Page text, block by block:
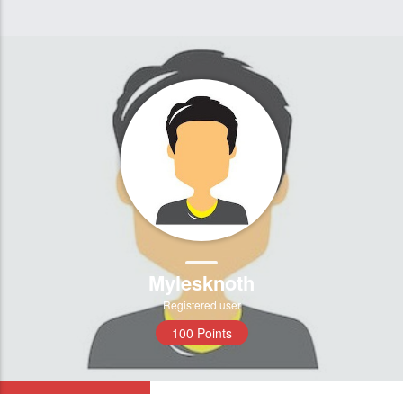
Mylesknoth
Registered user
100 Points